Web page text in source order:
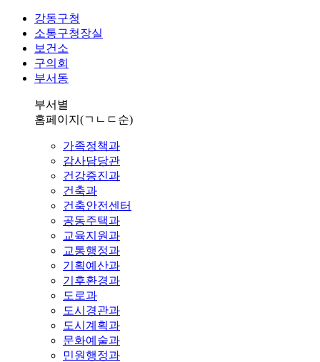
강동구청
소통구청장실
보건소
구의회
부서동
부서별
홈페이지 (ㄱㄴㄷ순)
가족정책과
감사담당관
건강증진과
건축과
건축안전센터
공동주택과
교육지원과
교통행정과
기획예산과
기후환경과
도로과
도시경관과
도시계획과
문화예술과
민원행정과